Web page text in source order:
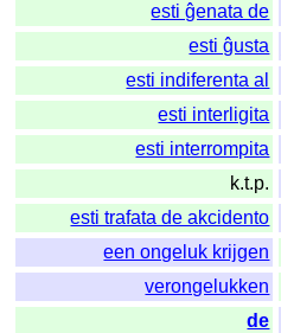
esti ĝenata de
esti ĝusta
esti indiferenta al
esti interligita
esti interrompita
k.t.p.
esti trafata de akcidento
een ongeluk krijgen
verongelukken
de